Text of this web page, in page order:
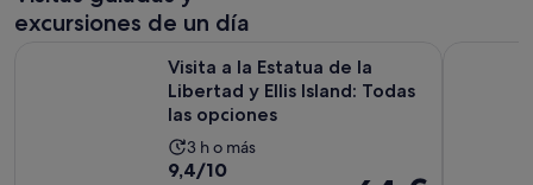
excursiones de un día
Visita a la Estatua de la
Libertad y Ellis Island: Todas
las opciones
La
duración
3 h o más
9.4
9,4/10